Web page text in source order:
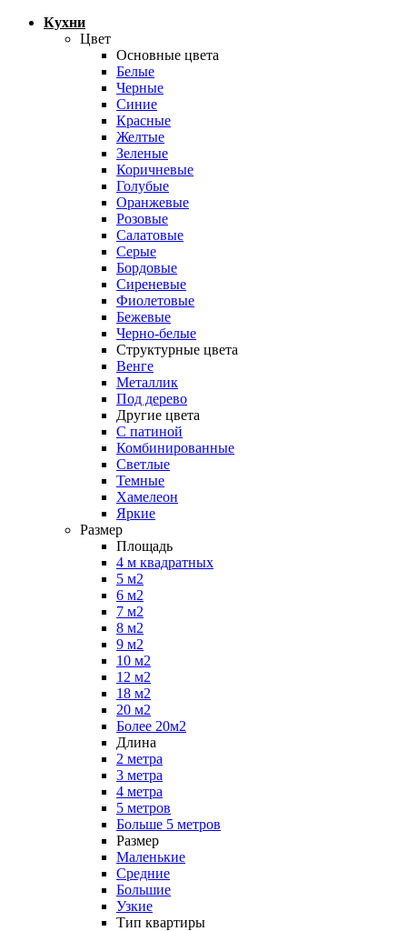
Кухни
Цвет
Основные цвета
Белые
Черные
Синие
Красные
Желтые
Зеленые
Коричневые
Голубые
Оранжевые
Розовые
Салатовые
Серые
Бордовые
Сиреневые
Фиолетовые
Бежевые
Черно-белые
Структурные цвета
Венге
Металлик
Под дерево
Другие цвета
С патиной
Комбинированные
Светлые
Темные
Хамелеон
Яркие
Размер
Площадь
4 м квадратных
5 м2
6 м2
7 м2
8 м2
9 м2
10 м2
12 м2
18 м2
20 м2
Более 20м2
Длина
2 метра
3 метра
4 метра
5 метров
Больше 5 метров
Размер
Маленькие
Средние
Большие
Узкие
Тип квартиры